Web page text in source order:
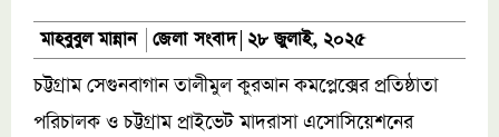
মাহবুবুল মান্নান জেলা সংবাদ ২৮ জুলাই, ২০২৫
চট্টগ্রাম সেগুনবাগান তালীমুল কুরআন কমপ্লেক্সের প্রতিষ্ঠাতা
পরিচালক ও চট্টগ্রাম প্রাইভেট মাদরাসা এসোসিয়েশনের